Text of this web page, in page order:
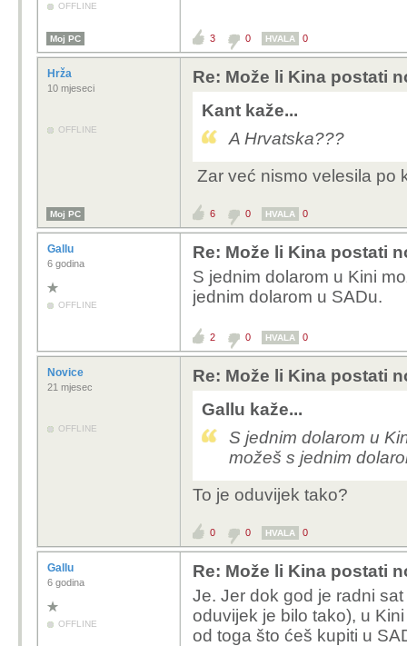
OFFLINE
Moj PC 3 0 HVALA 0
Hrža
10 mjeseci
OFFLINE
Re: Može li Kina postati
Kant kaže...
A Hrvatska???
Zar već nismo velesila po
Moj PC 6 0 HVALA 0
Gallu
6 godina
OFFLINE
Re: Može li Kina postati
S jednim dolarom u Kini
jednim dolarom u SADu.
2 0 HVALA 0
Novice
21 mjesec
OFFLINE
Re: Može li Kina postati
Gallu kaže...
S jednim dolarom u
možeš s jednim
To je oduvijek tako?
0 0 HVALA 0
Gallu
6 godina
OFFLINE
Re: Može li Kina postati
Je. Jer dok god je radni
oduvijek je bilo tako), u
od toga što ćeš kupiti u